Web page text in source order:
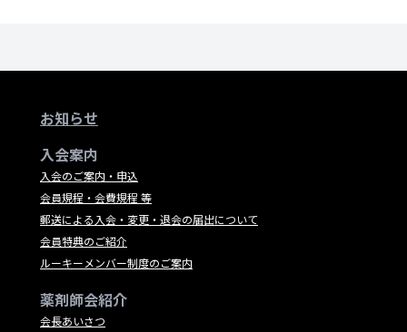
お知らせ
入会案内
入会のご案内・申込
会員規程・会費規程 等
郵送による入会・変更・退会の届出について
会員特典のご紹介
ルーキーメンバー制度のご案内
薬剤師会紹介
会長あいさつ